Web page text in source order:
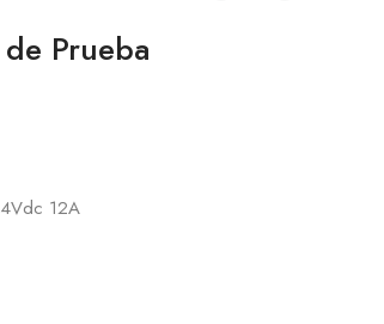
Prueba
12A